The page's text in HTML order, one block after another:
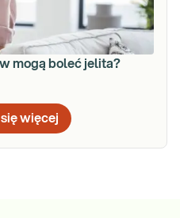
mogą boleć jelita?
więcej